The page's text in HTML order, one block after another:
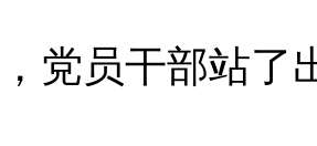
党员干部站了